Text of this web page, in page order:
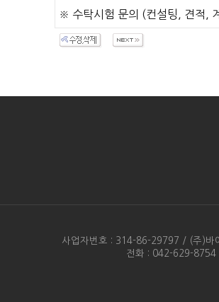
※ 수탁시험 문의 (컨설팅, 견적,
사업자번호 : 314-86-29797 / (주)바
전화 : 042-629-8754